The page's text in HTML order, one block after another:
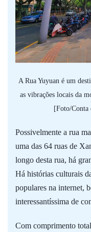
A Rua Yuyuan é um
as vibrações locais da
[Foto/Conta
Possivelmente a rua
uma das 64 ruas de
longo desta rua, há
Há histórias culturais
populares na internet,
interessantíssima de
Com comprimento